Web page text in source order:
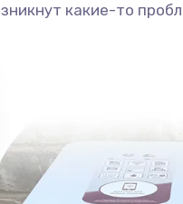
какие-то